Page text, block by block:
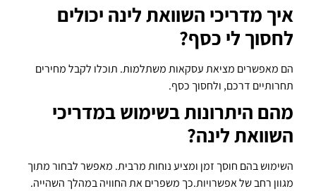
איך מדריכי השוואת לינה יכולים
לחסוך לי כסף?
הם מאפשרים מציאת עסקאות משתלמות. תוכלו לקבל מחירים
תחרותיים דרכם, ולחסוך כסף.
מהם היתרונות בשימוש במדריכי
השוואת לינה?
השימוש בהם חוסך זמן ומציע נוחות מרבית. מאפשר לבחור מתוך
מגוון רחב של אפשרויות.כך משפרים את החוויה במהלך השהייה.